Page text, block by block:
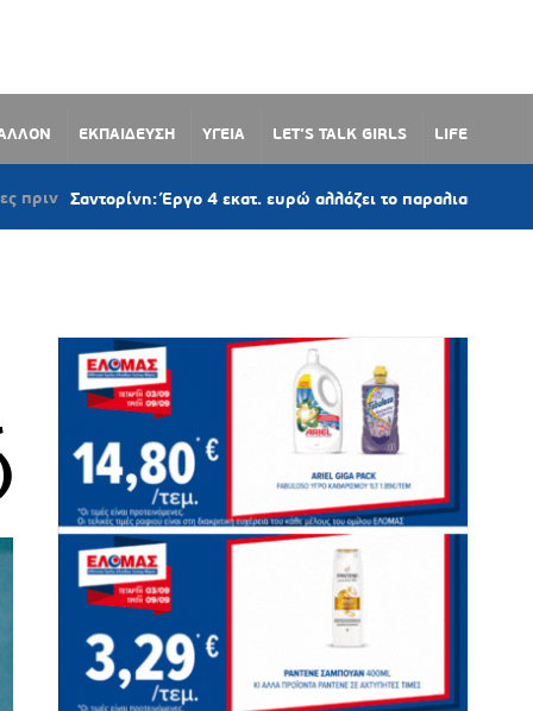
ΕΚΠΑΙΔΕΥΣΗ ΥΓΕΙΑ LET’S TALK GIRLS LIFE
Έργο 4 εκατ. ευρώ αλλάζει το παραλιακό μέτωπο του